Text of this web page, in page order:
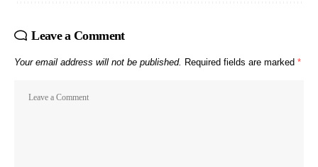
Leave a Comment
Your email address will not be published. Required fields are marked *